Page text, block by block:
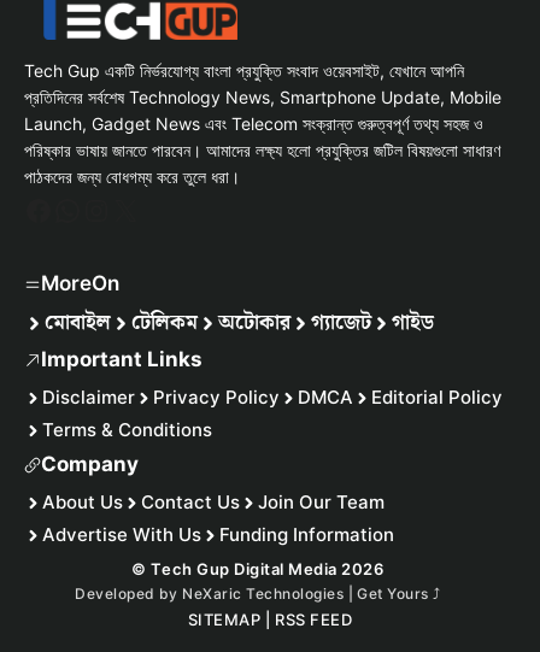
Tech Gup একটি নির্ভরযোগ্য বাংলা প্রযুক্তি সংবাদ ওয়েবসাইট, যেখানে আপনি
প্রতিদিনের সর্বশেষ Technology News, Smartphone Update, Mobile
Launch, Gadget News এবং Telecom সংক্রান্ত গুরুত্বপূর্ণ তথ্য সহজ ও
পরিষ্কার ভাষায় জানতে পারবেন। আমাদের লক্ষ্য হলো প্রযুক্তির জটিল বিষয়গুলো সাধারণ
পাঠকদের জন্য বোধগম্য করে তুলে ধরা।
MoreOn
মোবাইল টেলিকম অটোকার গ্যাজেট গাইড
Important Links
Disclaimer Privacy Policy DMCA
Editorial Policy
Terms & Conditions
Company
About Us Contact Us
Join Our Team
Advertise With Us
Funding Information
© Tech Gup Digital Media 2026
Developed by NeXaric Technologies | Get Yours⤴︎
SITEMAP RSS FEED